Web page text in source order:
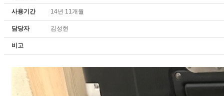
사용기간 14년 11개월
담당자 김성현
비고